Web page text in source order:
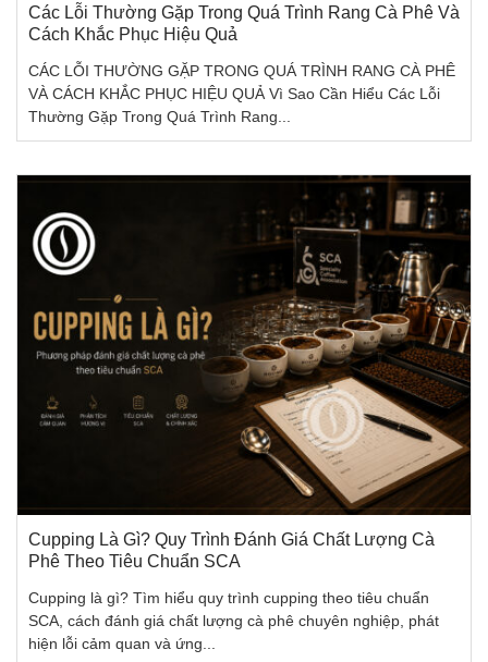
Các Lỗi Thường Gặp Trong Quá Trình Rang Cà Phê Và
Cách Khắc Phục Hiệu Quả
CÁC LỖI THƯỜNG GẶP TRONG QUÁ TRÌNH RANG CÀ PHÊ
VÀ CÁCH KHẮC PHỤC HIỆU QUẢ Vì Sao Cần Hiểu Các Lỗi
Thường Gặp Trong Quá Trình Rang...
Cupping Là Gì? Quy Trình Đánh Giá Chất Lượng Cà
Phê Theo Tiêu Chuẩn SCA
Cupping là gì? Tìm hiểu quy trình cupping theo tiêu chuẩn
SCA, cách đánh giá chất lượng cà phê chuyên nghiệp, phát
hiện lỗi cảm quan và ứng...